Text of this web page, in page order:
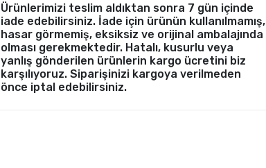
Ürünlerimizi teslim aldıktan sonra 7 gün içinde
iade edebilirsiniz. İade için ürünün kullanılmamış,
hasar görmemiş, eksiksiz ve orijinal ambalajında
olması gerekmektedir. Hatalı, kusurlu veya
yanlış gönderilen ürünlerin kargo ücretini biz
karşılıyoruz. Siparişinizi kargoya verilmeden
önce iptal edebilirsiniz.